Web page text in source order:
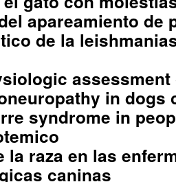
apareamiento de
de la
assessment
in dogs
syndrome in
la raza en las
caninas